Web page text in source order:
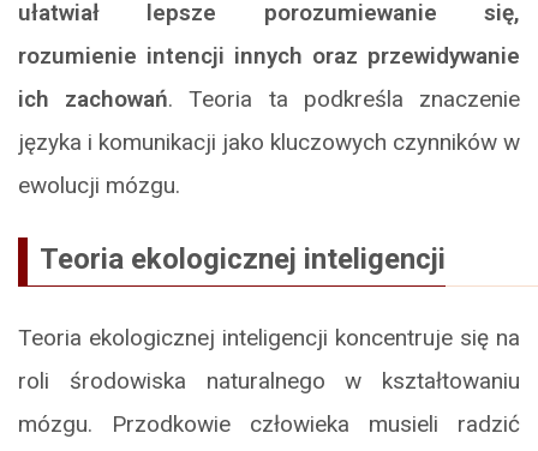
ułatwiał lepsze porozumiewanie się,
rozumienie intencji innych oraz przewidywanie
ich zachowań. Teoria ta podkreśla znaczenie
języka i komunikacji jako kluczowych czynników w
ewolucji mózgu.
Teoria ekologicznej inteligencji
Teoria ekologicznej inteligencji koncentruje się na
roli środowiska naturalnego w kształtowaniu
mózgu. Przodkowie człowieka musieli radzić